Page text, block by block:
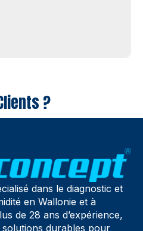
?
dans le diagnostic et
en Wallonie et à
de 28 ans d’expérience,
durables pour